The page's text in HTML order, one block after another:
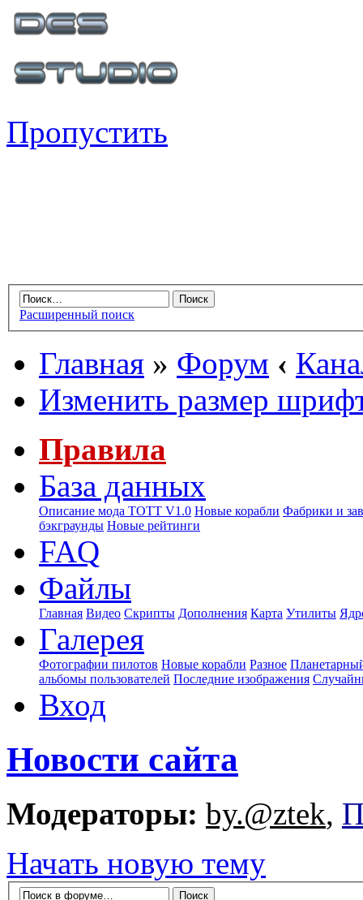
Пропустить
Расширенный поиск
Главная » Форум ‹
Изменить размер
Правила
База данных
Описание мода ТОТТ V1.0 Новые корабли Фабрики и
бэкграунды Новые рейтинги
FAQ
Файлы
Главная Видео Скрипты Дополнения Карта Утилиты
Галерея
Фотографии пилотов Новые корабли Разное
альбомы пользователей Последние изображения
Вход
Новости сайта
Модераторы: by.@ztek,
Начать новую тему